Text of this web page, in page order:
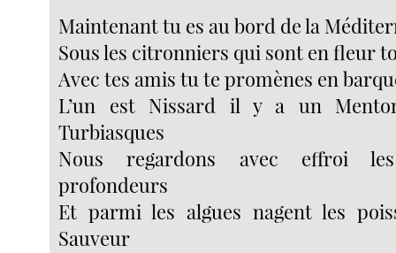
Maintenant tu es au bord de la
Sous les citronniers qui sont en fleur
Avec tes amis tu te promènes en
L’un est Nissard il y a un
Turbiasques
Nous regardons avec effroi
profondeurs
Et parmi les algues nagent les
Sauveur